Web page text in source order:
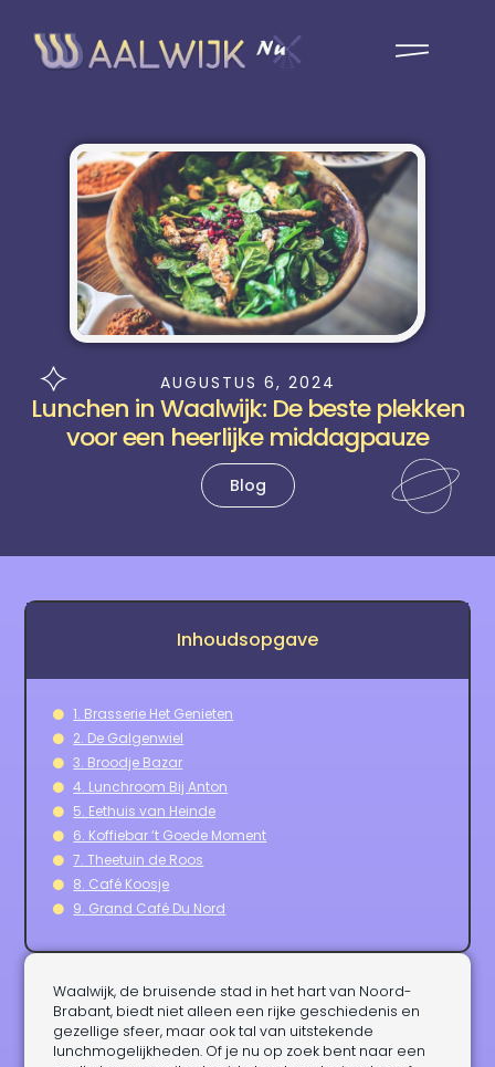
AUGUSTUS 6, 2024
Lunchen in Waalwijk: De beste plekken
voor een heerlijke middagpauze
Blog
Waalwijk, de bruisende stad in het hart van Noord-
Brabant, biedt niet alleen een rijke geschiedenis en
gezellige sfeer, maar ook tal van uitstekende
lunchmogelijkheden. Of je nu op zoek bent naar een
Inhoudsopgave
1. Brasserie Het Genieten
2. De Galgenwiel
3. Broodje Bazar
4. Lunchroom Bij Anton
5. Eethuis van Heinde
6. Koffiebar ‘t Goede Moment
7. Theetuin de Roos
8. Café Koosje
9. Grand Café Du Nord